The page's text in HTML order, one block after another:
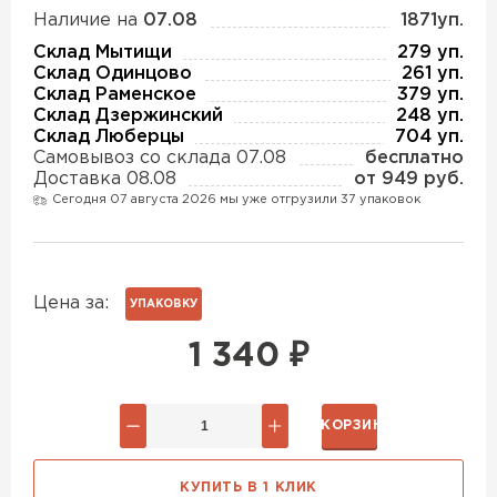
Наличие на 07.08
1871уп.
Склад Мытищи
279 уп.
Склад Одинцово
261 уп.
Склад Раменское
379 уп.
Склад Дзержинский
248 уп.
Склад Люберцы
704 уп.
Самовывоз со склада 07.08
бесплатно
Доставка 08.08
от 949 руб.
Сегодня 07 августа 2026 мы уже отгрузили 37 упаковок
Цена за: УПАКОВКУ
1 340 ₽
В КОРЗИНУ
КУПИТЬ В 1 КЛИК
Утеплитель Ruspanel
ПЕРЕЙТИ
Утеплитель Xotpipe
Утеплитель Эковер
Утеплитель Юматекс
Утеплитель Теплекс
Утеплитель Дирок
Утеплитель Тизол